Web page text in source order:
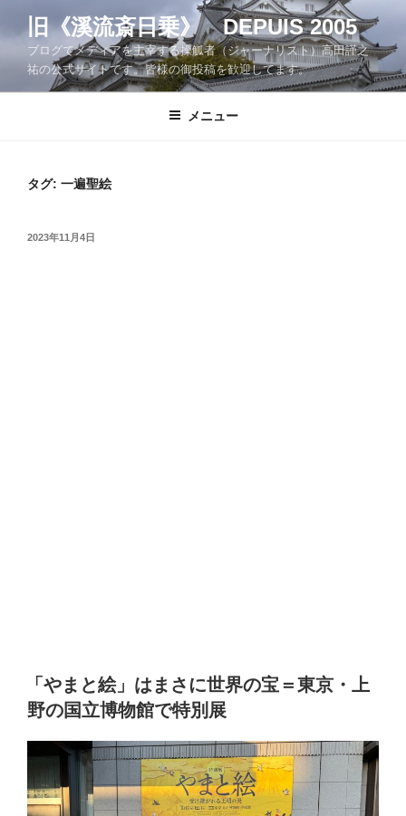
ツ
旧《溪流斎日乗》 DEPUIS 2005
ブログでメディアを主宰する操觚者（ジャーナリスト）高田謹之
祐の公式サイトです。皆様の御投稿を歓迎してます。
メニュー
タグ: 一遍聖絵
投
2023年11月4日
「やまと絵」はまさに世界の宝＝東京・上
野の国立博物館で特別展